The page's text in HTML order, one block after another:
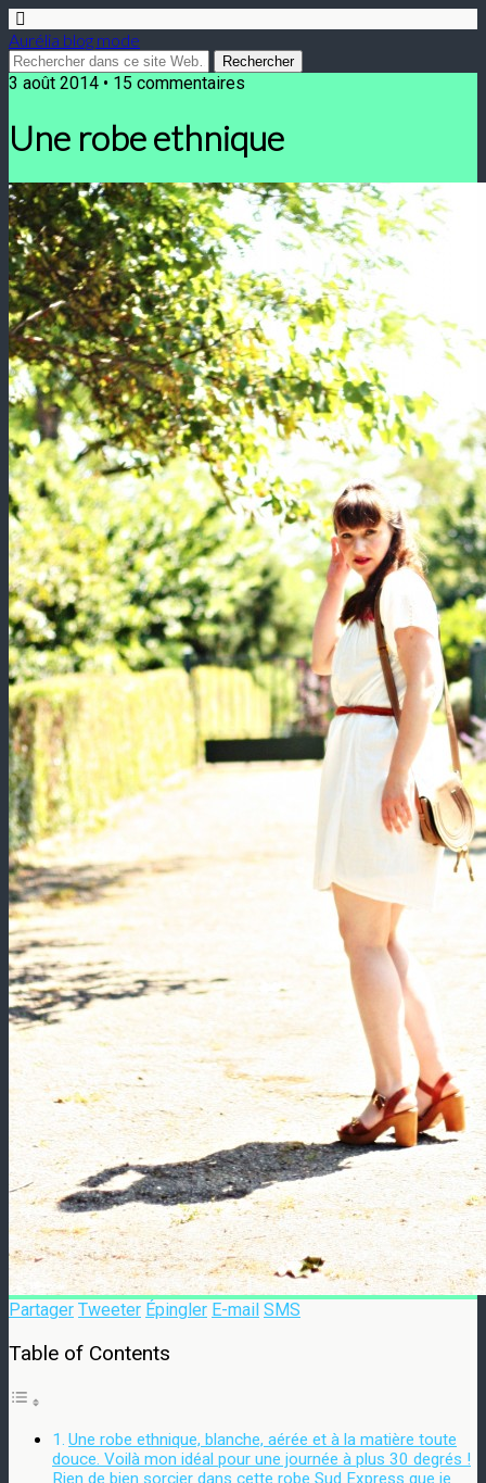
Aurélia blog mode
3 août 2014 • 15 commentaires
Une robe ethnique
Partager Tweeter Épingler E-mail SMS
Table of Contents
Une robe ethnique, blanche, aérée et à la matière toute
douce. Voilà mon idéal pour une journée à plus 30 degrés !
Rien de bien sorcier dans cette robe Sud Express que je